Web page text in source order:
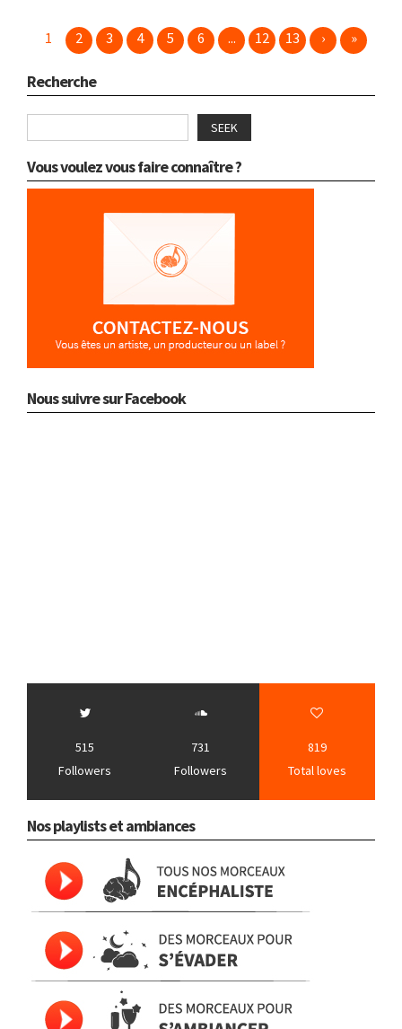
1 2 3 4 5 6 ... 12 13 › »
Recherche
SEEK
Vous voulez vous faire connaître ?
Nous suivre sur Facebook
515
Followers
731
Followers
819
Total loves
Nos playlists et ambiances